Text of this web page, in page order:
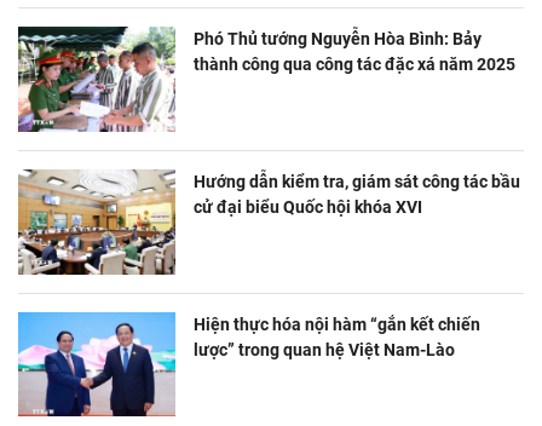
Phó Thủ tướng Nguyễn Hòa Bình: Bảy
thành công qua công tác đặc xá năm 2025
Hướng dẫn kiểm tra, giám sát công tác bầu
cử đại biểu Quốc hội khóa XVI
Hiện thực hóa nội hàm “gắn kết chiến
lược” trong quan hệ Việt Nam-Lào